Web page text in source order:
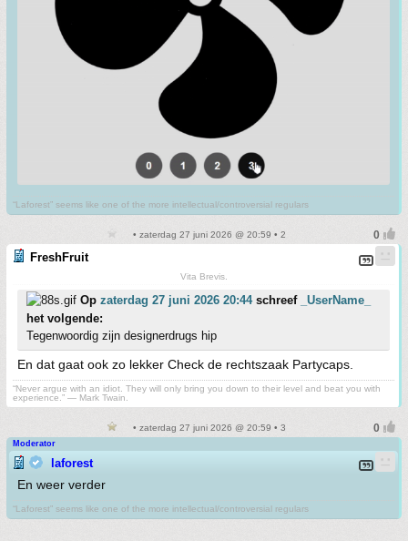
“Laforest” seems like one of the more intellectual/controversial regulars
• zaterdag 27 juni 2026 @ 20:59 • 2
FreshFruit
Vita Brevis.
Op zaterdag 27 juni 2026 20:44schreef
_UserName_
het volgende:
Tegenwoordig zijn designerdrugs hip
En dat gaat ook zo lekker Check de rechtszaak Partycaps.
“Never argue with an idiot. They will only bring you down to their level and beat you with
experience.” ― Mark Twain.
• zaterdag 27 juni 2026 @ 20:59 • 3
Moderator
laforest
En weer verder
“Laforest” seems like one of the more intellectual/controversial regulars